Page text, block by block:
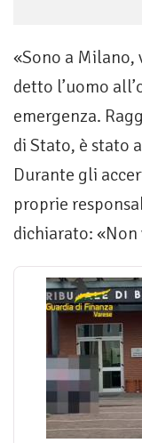
«Sono a Milano,
detto l’uomo
emergenza.
di Stato, è stato
Durante gli
proprie
dichiarato: